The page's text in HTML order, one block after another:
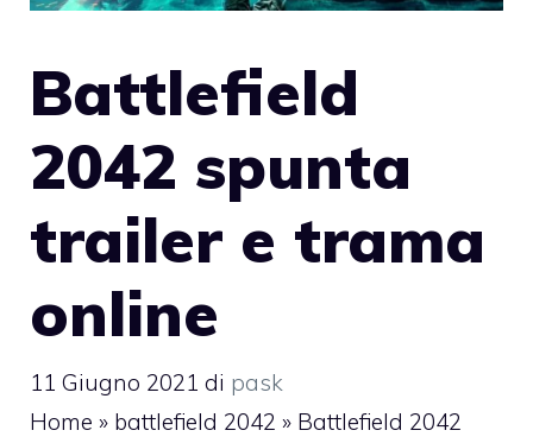
Battlefield
2042 spunta
trailer e trama
online
11 Giugno 2021 di pask
Home » battlefield 2042 » Battlefield 2042